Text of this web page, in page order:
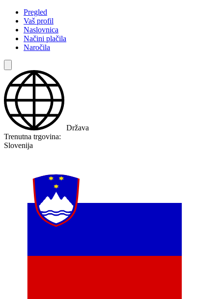
Pregled
Vaš profil
Naslovnica
Načini plačila
Naročila
Država
Trenutna trgovina:
Slovenija